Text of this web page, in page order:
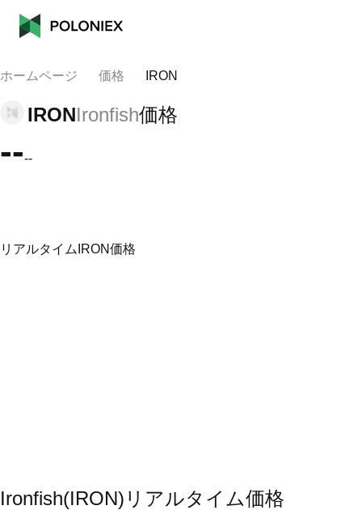
ホームページ 価格 IRON
IRONIronfish価格
----
リアルタイムIRON価格
Ironfish(IRON)リアルタイム価格